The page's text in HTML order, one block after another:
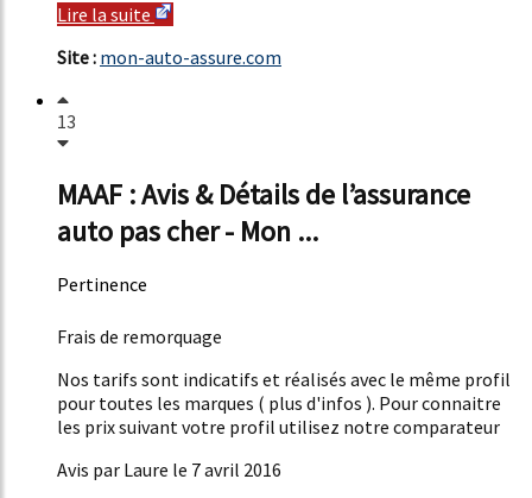
Lire la suite
Site : mon-auto-assure.com
13
MAAF : Avis & Détails de l’assurance
auto pas cher - Mon ...
Pertinence
Frais de remorquage
Nos tarifs sont indicatifs et réalisés avec le même profil
pour toutes les marques ( plus d'infos ). Pour connaitre
les prix suivant votre profil utilisez notre comparateur
Avis par Laure le 7 avril 2016